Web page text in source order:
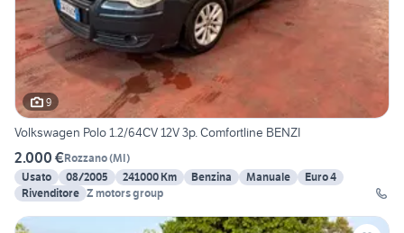
9
Volkswagen Polo 1.2/64CV 12V 3p. Comfortline BENZI
2.000 €Rozzano(MI)
Usato
08/2005 241000 Km Benzina Manuale
Euro 4
Rivenditore Z motors group